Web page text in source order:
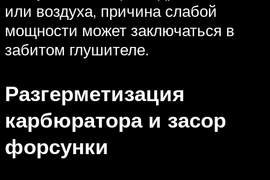
или воздуха, причина слабой
мощности может заключаться в
забитом глушителе.
Разгерметизация
карбюратора и засор
форсунки